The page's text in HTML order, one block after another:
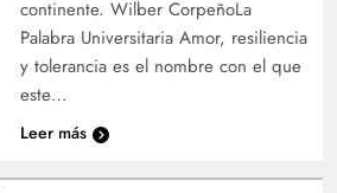
continente. Wilber CorpeñoLa
Palabra Universitaria Amor, resiliencia
y tolerancia es el nombre con el que
este…
Leer más